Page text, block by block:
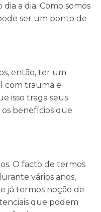
a dia. Como somos
ser um ponto de
então, ter um
com trauma e
isso traga seus
benefícios que
O facto de termos
vários anos,
já termos noção de
que podem